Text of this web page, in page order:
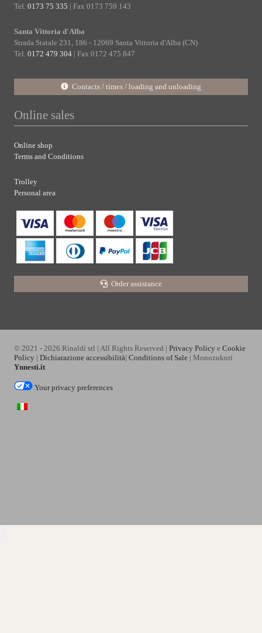
Tel. 0173 75 335 | Fax 0173 759 143
Santa Vittoria d'Alba
Strada Statale 231, 186 - 12069 Santa Vittoria d'Alba (CN)
Tel. 0172 479 304 | Fax 0172 475 847
Contacts / times / loading and unloading
Online sales
Online shop
Terms and Conditions
Trolley
Personal area
Order assistance
© 2021 - 2026 Rinaldi srl | All Rights Reserved | Privacy Policy e Cookie
Policy | Dichiarazione accessibilità| Conditions of Sale | Monozukuri
Ynnesti.it
Your privacy preferences